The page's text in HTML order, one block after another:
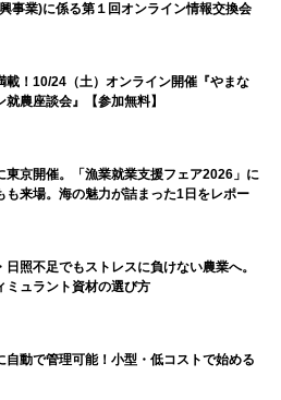
事業)に係る第１回オンライン情報交換会
載！10/24（土）オンライン開催『やまな
就農座談会』【参加無料】
東京開催。「漁業就業支援フェア2026」に
も来場。海の魅力が詰まった1日をレポー
日照不足でもストレスに負けない農業へ。
ミュラント資材の選び方
自動で管理可能！小型・低コストで始める